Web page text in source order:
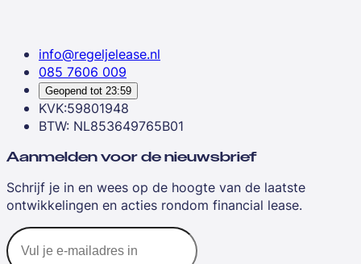
info@regeljelease.nl
085 7606 009
Geopend tot 23:59
KVK:59801948
BTW: NL853649765B01
Aanmelden voor de nieuwsbrief
Schrijf je in en wees op de hoogte van de laatste
ontwikkelingen en acties rondom financial lease.